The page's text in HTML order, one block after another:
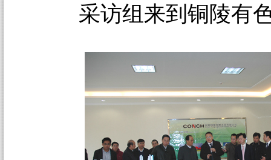
采访组来到铜陵有